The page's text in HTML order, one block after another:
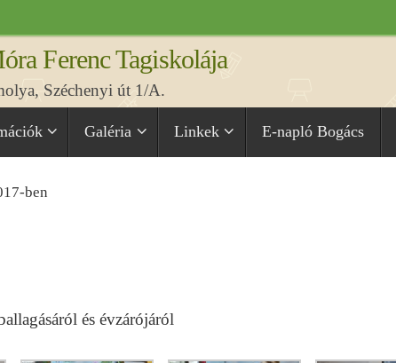
Ferenc Tagiskolája
Széchenyi út 1/A.
Galéria Linkek E-napló Bogács
ben
és évzárójáról